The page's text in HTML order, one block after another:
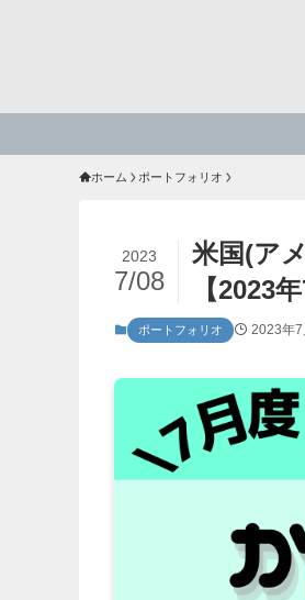
ホーム ポートフォリオ
米国(ア
【2023
2023
7/08
ポートフォリオ 2023年7